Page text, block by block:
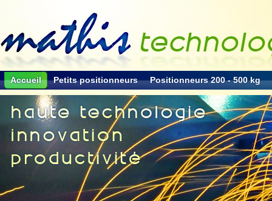
Accueil Petits positionneurs Positionneurs 200 - 500 kg